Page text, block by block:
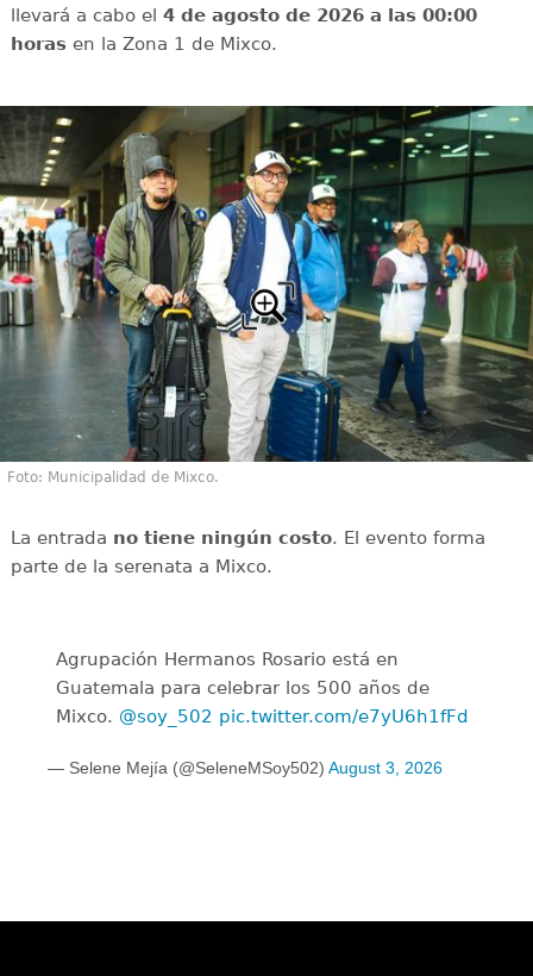
llevará a cabo el 4 de agosto de 2026 a las 00:00
horasen la Zona 1 de Mixco.
Foto: Municipalidad de Mixco.
La entrada no tiene ningún costo. El evento forma
parte de la serenata a Mixco.
Agrupación Hermanos Rosario está en
Guatemala para celebrar los 500 años de
Mixco. @soy_502 pic.twitter.com/e7yU6h1fFd
— Selene Mejía (@SeleneMSoy502) August 3, 2026